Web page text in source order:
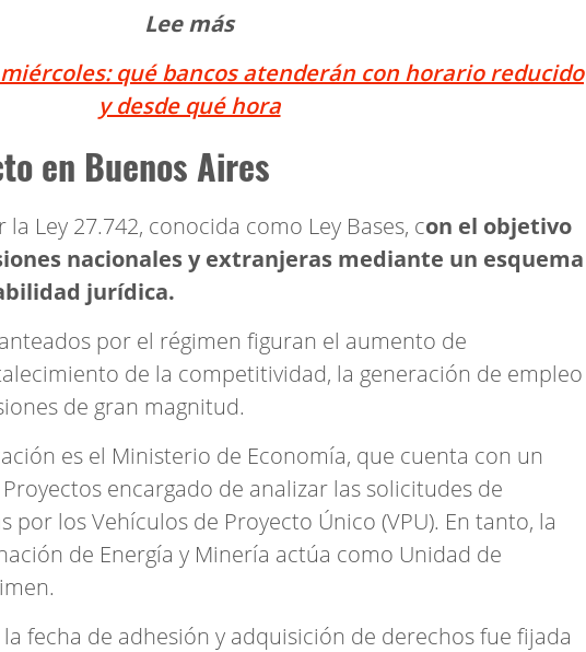
Lee más
qué bancos atenderán con horario reducido
y desde qué hora
en Buenos Aires
la Ley 27.742, conocida como Ley Bases, con el objetivo
nacionales y extranjeras mediante un esquema
jurídica.
por el régimen figuran el aumento de
de la competitividad, la generación de empleo
de gran magnitud.
es el Ministerio de Economía, que cuenta con un
encargado de analizar las solicitudes de
por los Vehículos de Proyecto Único (VPU). En tanto, la
de Energía y Minería actúa como Unidad de
fecha de adhesión y adquisición de derechos fue fijada